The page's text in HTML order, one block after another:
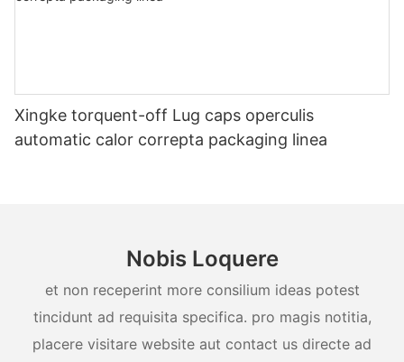
Xingke torquent-off Lug caps operculis
automatic calor correpta packaging linea
Nobis Loquere
et non receperint more consilium ideas potest
tincidunt ad requisita specifica. pro magis notitia,
placere visitare website aut contact us directe ad